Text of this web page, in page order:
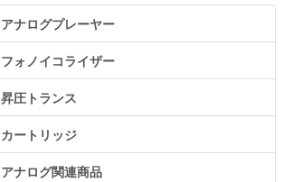
アナログプレーヤー
フォノイコライザー
昇圧トランス
カートリッジ
アナログ関連商品